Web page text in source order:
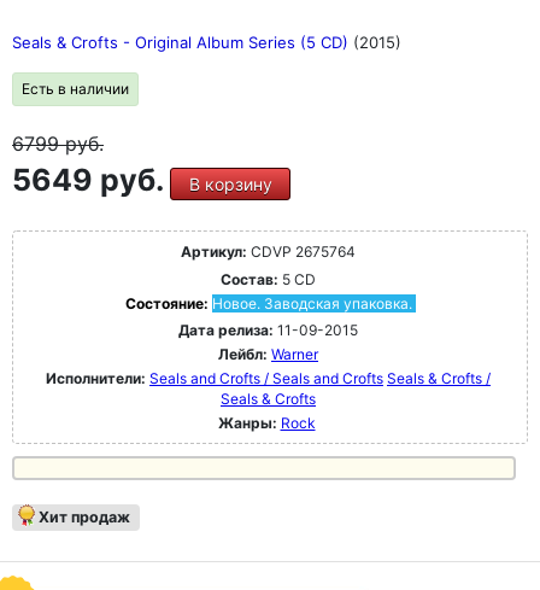
Seals & Crofts - Original Album Series (5 CD) (2015)
Есть в наличии
6799руб.
5649 руб. В корзину
Артикул: CDVP 2675764
Состав: 5 CD
Состояние: Новое. Заводская упаковка.
Дата релиза: 11-09-2015
Лейбл: Warner
Исполнители: Seals and Crofts / Seals and Crofts Seals & Crofts /
Seals & Crofts
Жанры: Rock
Хит продаж